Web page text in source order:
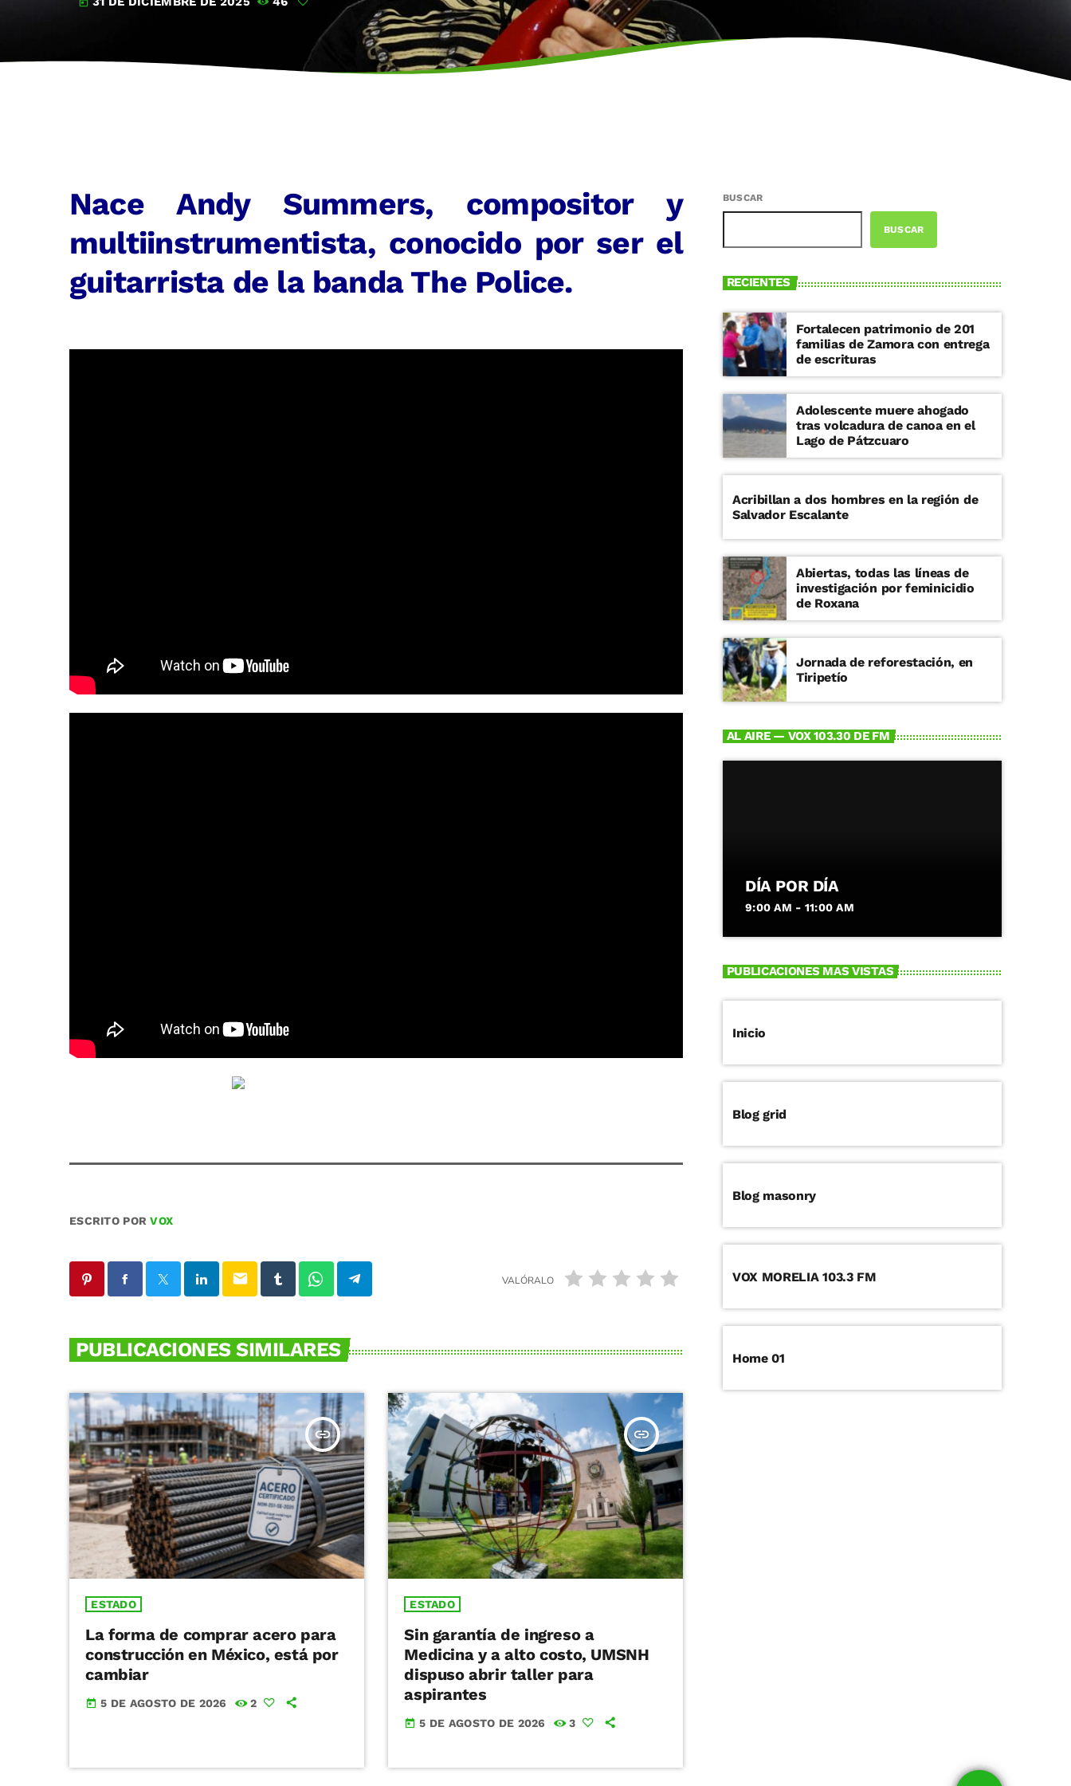
today
Nace Andy Summers, compositor y
multiinstrumentista, conocido por ser el
guitarrista de la banda The Police.
ESCRITO PORVOX
email VALÓRALO
PUBLICACIONES SIMILARES
insert_link
ESTADO
La forma de comprar acero para
construcción en México, está por
cambiar
today 5 DE AGOSTO DE 2026 2
insert_link
ESTADO
Sin garantía de ingreso a
Medicina y a alto costo, UMSNH
dispuso abrir taller para
aspirantes
today 5 DE AGOSTO DE 2026 3
BUSCAR
BUSCAR
RECIENTES
Fortalecen patrimonio de 201
familias de Zamora con entrega
de escrituras
Adolescente muere ahogado
tras volcadura de canoa en el
Lago de Pátzcuaro
Acribillan a dos hombres en la región de
Salvador Escalante
Abiertas, todas las líneas de
investigación por feminicidio
de Roxana
Jornada de reforestación, en
Tiripetío
AL AIRE — VOX 103.30 DE FM
DÍA POR DÍA
9:00 AM - 11:00 AM
PUBLICACIONES MAS VISTAS
Inicio
Blog grid
Blog masonry
VOX MORELIA 103.3 FM
Home 01